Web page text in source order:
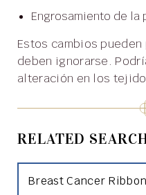
Engrosamiento de la
Estos cambios pueden parecer leves, pero no
deben ignorarse.
alteración en los
RELATED
Breast Cancer